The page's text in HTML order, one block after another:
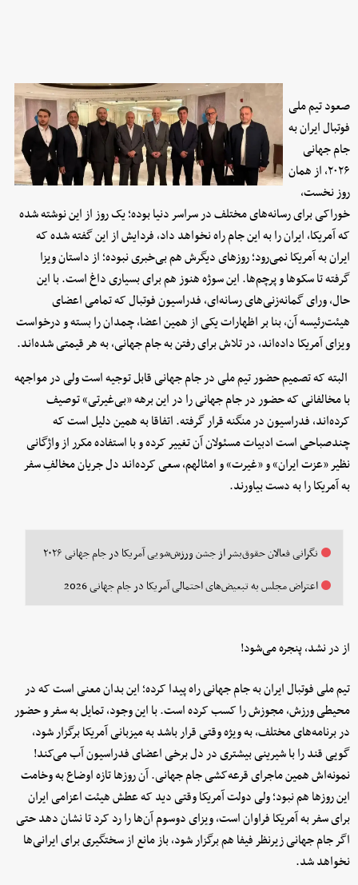
صعود تیم ملی
فوتبال ایران به
جام جهانی
۲۰۲۶، از همان
روز نخست،
خوراکی برای رسانه‌های مختلف در سراسر دنیا بوده؛ یک روز از این نوشته شده
که آمریکا، ایران را به این جام راه نخواهد داد، فردایش از این گفته شده که
ایران به آمریکا نمی‌رود؛ روزهای دیگرش هم بی‌خبری نبوده؛ از داستان ویزا
گرفته تا سکوها و پرچم‌ها. این سوژه هنوز هم برای بسیاری داغ است. با این
حال، ورای گمانه‌زنی‌های رسانه‌ای، فدراسیون فوتبال که تمامی اعضای
هیئت‌رئیسه آن، بنا بر اظهارات یکی از همین اعضا، چمدان را بسته و درخواست
ویزای آمریکا داده‌اند، در تلاش برای رفتن به جام جهانی، به هر قیمتی شده‌اند.
البته که تصمیم حضور تیم ملی در جام جهانی قابل توجیه است ولی در مواجهه
با مخالفانی که حضور در جام جهانی را در این برهه «بی‌غیرتی» توصیف
کرده‌اند، فدراسیون در منگنه قرار گرفته. اتفاقا به همین دلیل است که
چندصباحی است ادبیات مسئولان آن تغییر کرده و با استفاده مکرر از واژگانی
نظیر «عزت ایران» و «غیرت» و امثالهم، سعی کرده‌اند دل جریان مخالفِ سفر
به آمریکا را به دست بیاورند.
نگرانی فعالان حقوق‌بشر از جشن ورزش‌شویی آمریکا در جام جهانی ۲۰۲۶
اعتراض مجلس به تبعیض‌های احتمالی آمریکا در جام جهانی 2026
از در نشد، پنجره می‌شود!
تیم ملی فوتبال ایران به جام جهانی راه پیدا کرده؛ این بدان معنی است که در
محیطی ورزش، مجوزش را کسب کرده است. با این وجود، تمایل به سفر و حضور
در برنامه‌های مختلف، به ویژه وقتی قرار باشد به میزبانی آمریکا برگزار شود،
گویی قند را با شیرینی بیشتری در دل برخی اعضای فدراسیون آب می‌کند!
نمونه‌اش همین ماجرای قرعه‌کشی جام جهانی. آن روزها تازه اوضاع به وخامت
این روزها هم نبود؛ ولی دولت آمریکا وقتی دید که عطش هیئت اعزامی ایران
برای سفر به آمریکا فراوان است، ویزای دوسوم آن‌ها را رد کرد تا نشان دهد حتی
اگر جام جهانی زیرنظر فیفا هم برگزار شود، باز مانع از سختگیری برای ایرانی‌ها
نخواهد شد.